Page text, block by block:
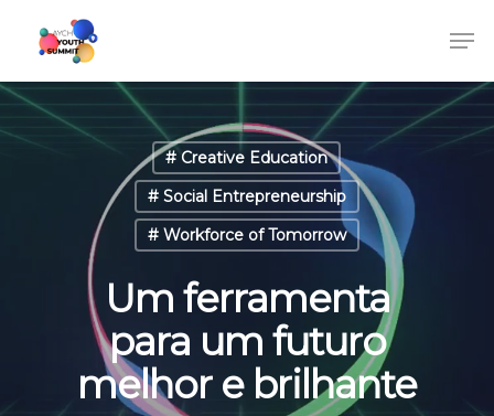
# Creative Education
# Social Entrepreneurship
# Workforce of Tomorrow
Um ferramenta
para um futuro
melhor e brilhante